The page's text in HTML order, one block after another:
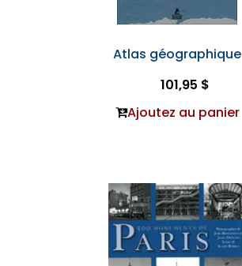
Atlas géographique
101,95 $
Ajoutez au panier